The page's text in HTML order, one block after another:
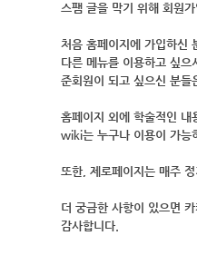
스팸 글을 막기 위해 회원가
처음 홈페이지에 가입하신
다른 메뉴를 이용하고 싶으
준회원이 되고 싶으신 분들
홈페이지 외에 학술적인 내
wiki는 누구나 이용이 가능
또한, 제로페이지는 매주 정
더 궁금한 사항이 있으면
감사합니다.